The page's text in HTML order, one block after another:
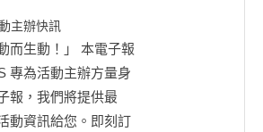
主辦快訊
而生動！」 本電子報
專為活動主辦方量身
報，我們將提供最
動資訊給您。即刻訂